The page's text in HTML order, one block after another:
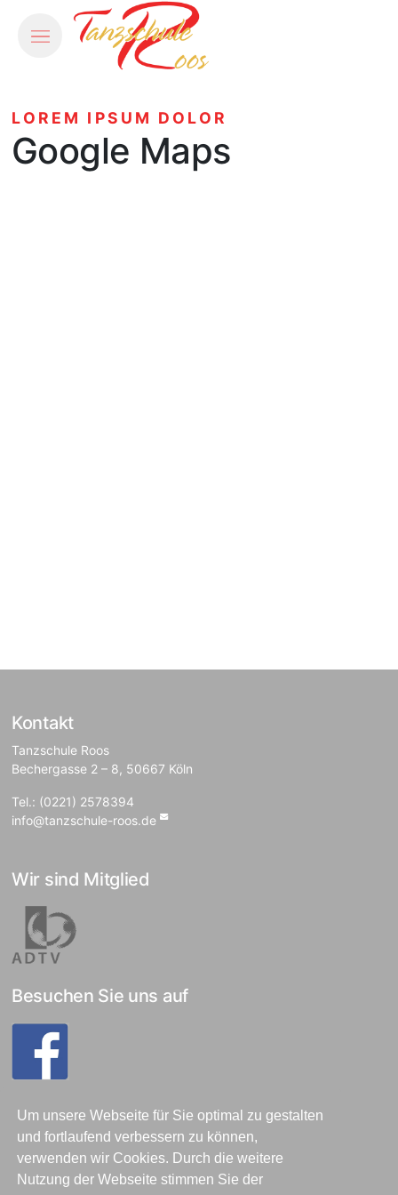
Um unsere Webseite für Sie optimal zu gestalten
und fortlaufend verbessern zu können,
verwenden wir Cookies. Durch die weitere
Nutzung der Webseite stimmen Sie der
LOREM IPSUM DOLOR
Google Maps
Kontakt
Tanzschule Roos
Bechergasse 2 – 8, 50667 Köln
Tel.: (0221) 2578394
info@tanzschule-roos.de
Wir sind Mitglied
Besuchen Sie uns auf
Rechtliches
Allgemeine Infos
Datenschutz
Impressum